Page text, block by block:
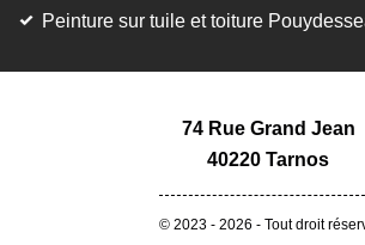
Peinture sur tuile et toiture
74 Rue Grand Jean
40220 Tarnos
© 2023 - 2026 - Tout droit